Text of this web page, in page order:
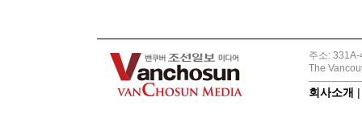
주소:
The
회사소개